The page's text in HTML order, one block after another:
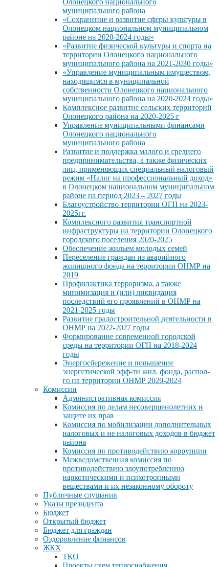
муниципального района
«Сохранение и развитие сферы культуры в
Олонецком национальном муниципальном
районе на 2020-2024 годы»
«Развитие физической культуры и спорта на
территории Олонецкого национального
муниципального района на 2021-2030 годы»
«Управление муниципальным имуществом,
находящимся в муниципальной
собственности Олонецкого национального
муниципального района на 2020-2024 годы»
Комплексное развитие сельских территорий
Олонецкого района на 2020-2025 г
Управление муниципальными финансами
Олонецкого национального
муниципального района
Развитие и поддержка малого и среднего
предпринимательства, а также физических
лиц, применяющих специальный налоговый
режим «Налог на профессиональный доход»
в Олонецком национальном муниципальном
районе на период 2023 – 2027 годы
Благоустройство территории ОГП на 2023-
2025гг.
Комплексного развития транспортной
инфраструктуры на территории Олонецкого
городского поселения 2020-2025
Обеспечение жильем молодых семей
Переселение граждан из аварийного
жилищного фонда на территории ОНМР на
2019
Профилактика терроризма, а также
минимизация и (или) ликвидация
последствий его проявлений в ОНМР на
2021-2025 годы
Развитие градостроительной деятельности в
ОНМР на 2022-2027 годы
Формирование современной городской
среды на территории ОГП на 2018-2024
годы
Энергосбережение и повышение
энергетической эфф-ти жил. фонда, распол-
го на территории ОНМР 2020-2024
Комиссии
Административная комиссия
Комиссия по делам несовершенолетних и
защите их прав
Комиссия по мобилизации дополнительных
налоговых и не налоговых доходов в бюджет
района
Комиссия по противодействию коррупции
Межведомственная комиссия по
противодействию злоупотреблению
наркотическими и психотропными
веществами и их незаконному обороту
Публичные слушания
Указы президента
Бюджет
Открытый бюджет
Бюджет для граждан
Оздоровление финансов
ЖКХ
ТКО
Проекты схем теплоснабжения